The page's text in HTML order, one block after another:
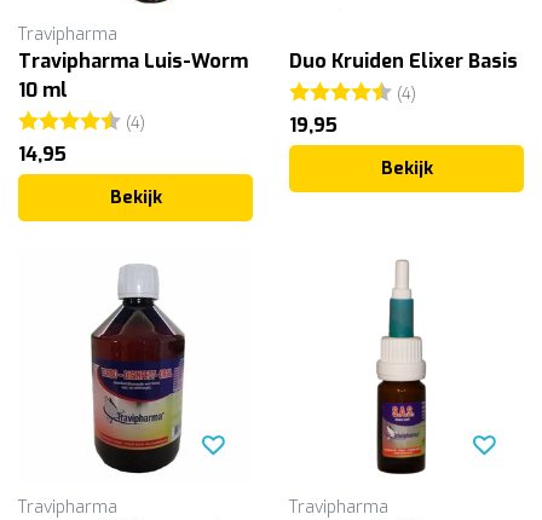
Travipharma
Travipharma Luis-Worm
10 ml
Beoordeling:(4)
14,95
Bekijk
Duo Kruiden Elixer Basis
Beoordeling:(4)
19,95
Bekijk
Travipharma Travipharma